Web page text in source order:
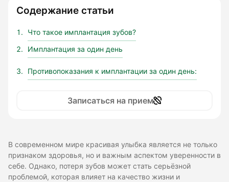
Содержание статьи
Что такое имплантация зубов?
Имплантация за один день
Противопоказания к имплантации за один день:
Записаться на прием
В современном мире красивая улыбка является не только
признаком здоровья, но и важным аспектом уверенности в
себе. Однако, потеря зубов может стать серьёзной
проблемой, которая влияет на качество жизни и